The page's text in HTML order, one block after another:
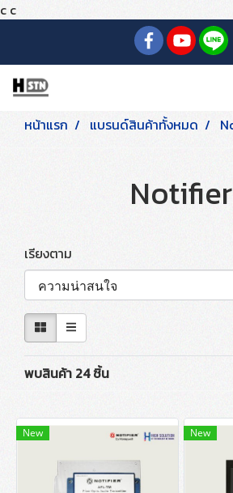
c c
หน้าแรก แบรนด์สินค้าทั้งหมด
Notifier
เรียงตาม
พบสินค้า 24 ชิ้น
New New